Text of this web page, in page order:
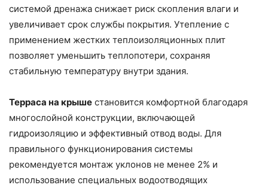
системой дренажа снижает риск скопления влаги и
увеличивает срок службы покрытия. Утепление с
применением жестких теплоизоляционных плит
позволяет уменьшить теплопотери, сохраняя
стабильную температуру внутри здания.
Терраса на крыше становится комфортной благодаря
многослойной конструкции, включающей
гидроизоляцию и эффективный отвод воды. Для
правильного функционирования системы
рекомендуется монтаж уклонов не менее 2% и
использование специальных водоотводящих